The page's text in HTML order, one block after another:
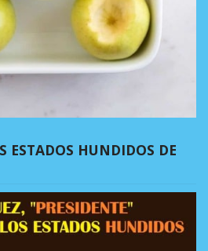
ESTADOS HUNDIDOS DE